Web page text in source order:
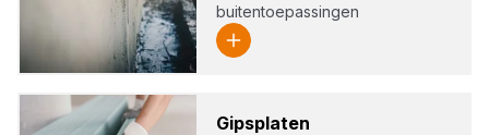
buitentoepassingen
Gips­pla­ten